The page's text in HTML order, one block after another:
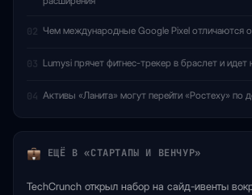
02 Чем международные Google Pixel отличаются
03 Lumysi прячет фитнес-трекер в браслет и идет
04 Активы «Ланита» могут перейти «Ростеху» по
ЕЩЁ В «СТАРТАПЫ И ВЕНЧУР»
TechCrunch открыл набор на сайд-ивенты